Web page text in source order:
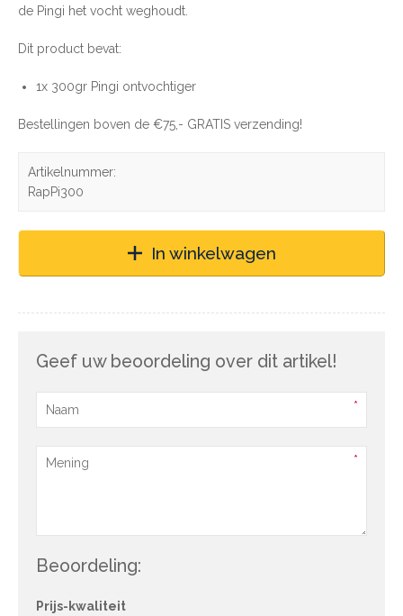
de Pingi het vocht weghoudt.
Dit product bevat:
1x 300gr Pingi ontvochtiger
Bestellingen boven de €75,- GRATIS verzending!
Artikelnummer:
RapPi300
In winkelwagen
Geef uw beoordeling over dit artikel!
Beoordeling:
Prijs-kwaliteit